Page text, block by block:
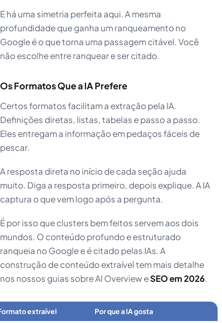
E há uma simetria perfeita aqui. A mesma
profundidade que ganha um ranqueamento no
Google é o que torna uma passagem citável. Você
não escolhe entre ranquear e ser citado.
Os Formatos Que a IA Prefere
Certos formatos facilitam a extração pela IA.
Definições diretas, listas, tabelas e passo a passo.
Eles entregam a informação em pedaços fáceis de
pescar.
A resposta direta no início de cada seção ajuda
muito. Diga a resposta primeiro, depois explique. A IA
captura o que vem logo após a pergunta.
É por isso que clusters bem feitos servem aos dois
mundos. O conteúdo profundo e estruturado
ranqueia no Google e é citado pelas IAs. A
construção de conteúdo extraível tem mais detalhe
nos nossos guias sobre AI Overview eSEO em 2026.
extraível Por que a IA gosta